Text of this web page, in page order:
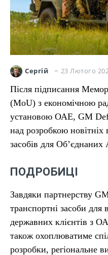
Сергій 23 Лютого
Після підписання
(MoU) з економічною
установою ОАЕ, GM
над розробкою новітніх
засобів для
ПОДРОБИЦІ
Завдяки партнерству
транспортні засоби для
державних клієнтів з
також охоплюватиме
розробки, регіональне